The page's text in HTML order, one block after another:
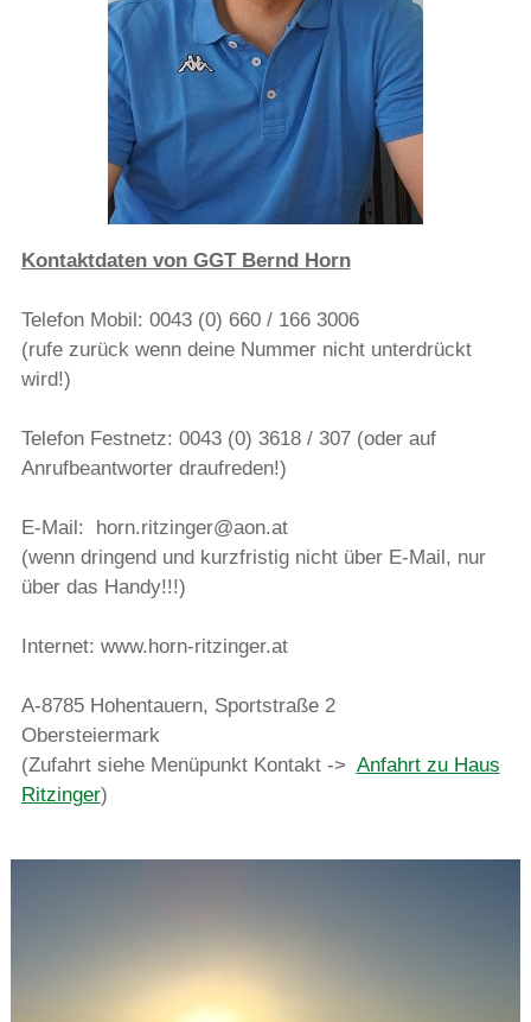
Kontaktdaten von GGT Bernd Horn
Telefon Mobil: 0043 (0) 660 / 166 3006
(rufe zurück wenn deine Nummer nicht unterdrückt
wird!)
Telefon Festnetz: 0043 (0) 3618 / 307 (oder auf
Anrufbeantworter draufreden!)
E-Mail: horn.ritzinger@aon.at
(wenn dringend und kurzfristig nicht über E-Mail, nur
über das Handy!!!)
Internet: www.horn-ritzinger.at
A-8785 Hohentauern, Sportstraße 2
Obersteiermark
(Zufahrt siehe Menüpunkt Kontakt -> Anfahrt zu Haus
Ritzinger)